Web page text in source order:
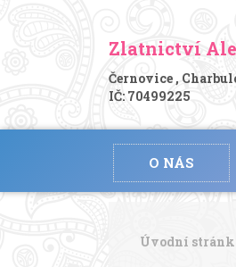
Zlatnictví
Černovice ,
IČ: 70499225
O NÁS
Úvodní